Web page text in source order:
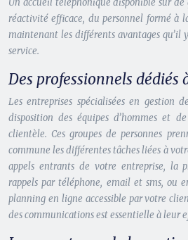
Un accueil téléphonique disponible sur de
réactivité efficace, du personnel formé à
maintenant les différents avantages qu’il
service.
Des professionnels dédiés
Les entreprises spécialisées en gestion
disposition des équipes d’hommes et
clientèle. Ces groupes de personnes
commune les différentes tâches liées à
appels entrants de votre entreprise, la
rappels par téléphone, email et sms, ou
planning en ligne accessible par votre
des communications est essentielle à leur